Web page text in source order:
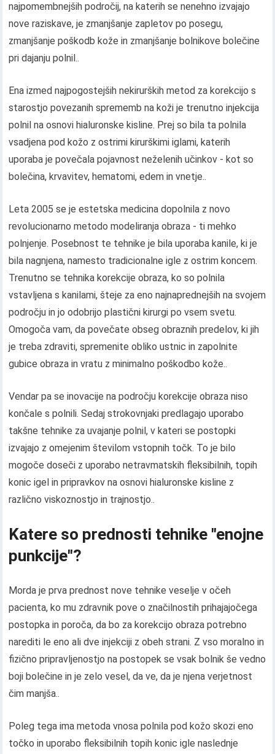
najpomembnejših področij, na katerih se nenehno izvajajo
nove raziskave, je zmanjšanje zapletov po posegu,
zmanjšanje poškodb kože in zmanjšanje bolnikove bolečine
pri dajanju polnil..
Ena izmed najpogostejših nekirurških metod za korekcijo s
starostjo povezanih sprememb na koži je trenutno injekcija
polnil na osnovi hialuronske kisline. Prej so bila ta polnila
vsadjena pod kožo z ostrimi kirurškimi iglami, katerih
uporaba je povečala pojavnost neželenih učinkov - kot so
bolečina, krvavitev, hematomi, edem in vnetje..
Leta 2005 se je estetska medicina dopolnila z novo
revolucionarno metodo modeliranja obraza - ti mehko
polnjenje. Posebnost te tehnike je bila uporaba kanile, ki je
bila nagnjena, namesto tradicionalne igle z ostrim koncem.
Trenutno se tehnika korekcije obraza, ko so polnila
vstavljena s kanilami, šteje za eno najnaprednejših na svojem
področju in jo odobrijo plastični kirurgi po vsem svetu.
Omogoča vam, da povečate obseg obraznih predelov, ki jih
je treba zdraviti, spremenite obliko ustnic in zapolnite
gubice obraza in vratu z minimalno poškodbo kože..
Vendar pa se inovacije na področju korekcije obraza niso
končale s polnili. Sedaj strokovnjaki predlagajo uporabo
takšne tehnike za uvajanje polnil, v kateri se postopki
izvajajo z omejenim številom vstopnih točk. To je bilo
mogoče doseči z uporabo netravmatskih fleksibilnih, topih
konic igel in pripravkov na osnovi hialuronske kisline z
različno viskoznostjo in trajnostjo..
Katere so prednosti tehnike "enojne
punkcije"?
Morda je prva prednost nove tehnike veselje v očeh
pacienta, ko mu zdravnik pove o značilnostih prihajajočega
postopka in poroča, da bo za korekcijo obraza potrebno
narediti le eno ali dve injekciji z obeh strani. Z vso moralno in
fizično pripravljenostjo na postopek se vsak bolnik še vedno
boji bolečine in je zelo vesel, da ve, da je njena verjetnost
čim manjša..
Poleg tega ima metoda vnosa polnila pod kožo skozi eno
točko in uporabo fleksibilnih topih konic igle naslednje